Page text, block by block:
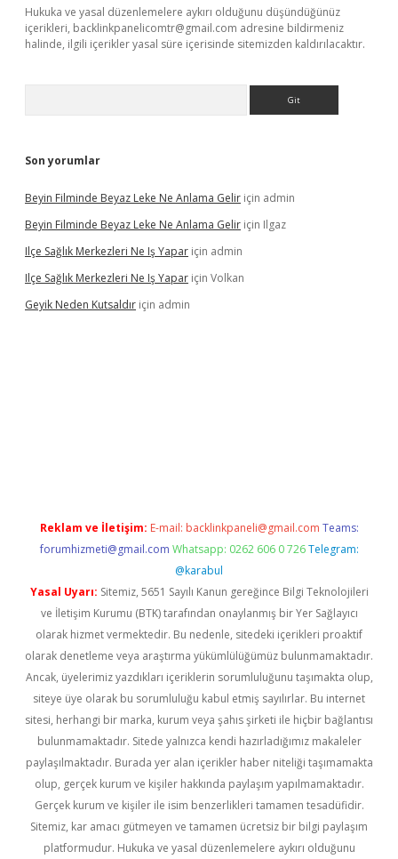
Hukuka ve yasal düzenlemelere aykırı olduğunu düşündüğünüz
içerikleri, backlinkpanelicomtr@gmail.com adresine bildirmeniz
halinde, ilgili içerikler yasal süre içerisinde sitemizden kaldırılacaktır.
Son yorumlar
Beyin Filminde Beyaz Leke Ne Anlama Gelir için admin
Beyin Filminde Beyaz Leke Ne Anlama Gelir için Ilgaz
Ilçe Sağlık Merkezleri Ne Iş Yapar için admin
Ilçe Sağlık Merkezleri Ne Iş Yapar için Volkan
Geyik Neden Kutsaldır için admin
Reklam ve İletişim: E-mail: backlinkpaneli@gmail.com Teams:
forumhizmeti@gmail.com Whatsapp: 0262 606 0 726 Telegram:
@karabul
Yasal Uyarı: Sitemiz, 5651 Sayılı Kanun gereğince Bilgi Teknolojileri
ve İletişim Kurumu (BTK) tarafından onaylanmış bir Yer Sağlayıcı
olarak hizmet vermektedir. Bu nedenle, sitedeki içerikleri proaktif
olarak denetleme veya araştırma yükümlülüğümüz bulunmamaktadır.
Ancak, üyelerimiz yazdıkları içeriklerin sorumluluğunu taşımakta olup,
siteye üye olarak bu sorumluluğu kabul etmiş sayılırlar. Bu internet
sitesi, herhangi bir marka, kurum veya şahıs şirketi ile hiçbir bağlantısı
bulunmamaktadır. Sitede yalnızca kendi hazırladığımız makaleler
paylaşılmaktadır. Burada yer alan içerikler haber niteliği taşımamakta
olup, gerçek kurum ve kişiler hakkında paylaşım yapılmamaktadır.
Gerçek kurum ve kişiler ile isim benzerlikleri tamamen tesadüfidir.
Sitemiz, kar amacı gütmeyen ve tamamen ücretsiz bir bilgi paylaşım
platformudur. Hukuka ve yasal düzenlemelere aykırı olduğunu